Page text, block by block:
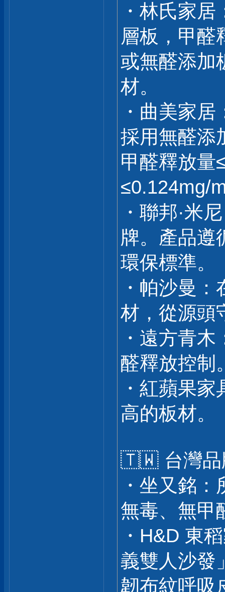
・林氏家
層板，甲醛
或無醛添加
材。
・曲美家
採用無醛添
甲醛釋放量
≤0.124mg/
・聯邦·米
牌。產品遵
環保標準。
・帕沙曼
材，從源頭
・遠方青
醛釋放控制
・紅蘋果
高的板材。
🇹🇼 台灣品
・坐又銘
無毒、無甲
・H&D 東
義雙人沙發
韌布紋呼吸